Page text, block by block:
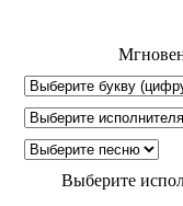
Выберите